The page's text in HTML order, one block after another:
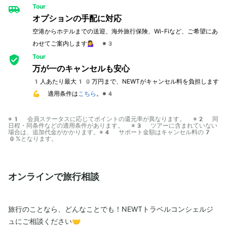
Tour
オプションの手配に対応
空港からホテルまでの送迎、海外旅行保険、Wi-Fiなど、ご希望にあ
わせてご案内します💁‍♀️ ※3
Tour
万が一のキャンセルも安心
1人あたり最大10万円まで、NEWTがキャンセル料を負担します
💪 適用条件はこちら 。※4
※1 会員ステータスに応じてポイントの還元率が異なります。 ※2 同
日程・同条件などの適用条件があります。 ※3 ツアーに含まれていない
場合は、追加代金がかかります。※4 サポート金額はキャンセル料の7
0%となります。
オンラインで旅行相談
旅行のことなら、どんなことでも！NEWTトラベルコンシェルジ
ュにご相談ください🤝